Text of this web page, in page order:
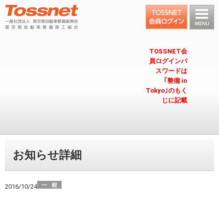
TOSSNET会
員ログインパ
スワードは
｢整備 in
Tokyo｣のもく
じに記載
お知らせ詳細
2016/10/24